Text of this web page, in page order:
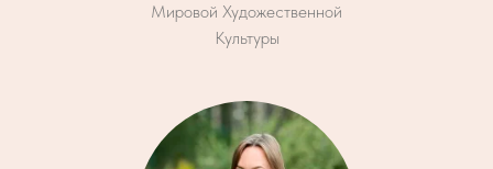
Мировой Художественной
Культуры